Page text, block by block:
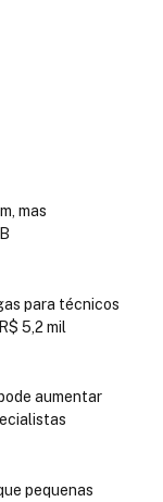
mas
para técnicos
5,2 mil
aumentar
pequenas